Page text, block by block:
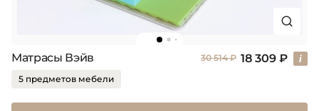
Матрасы Вэйв 30 514 ₽ 18 309 ₽
5 предметов мебели